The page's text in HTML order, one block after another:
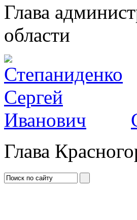
Глава
области
Глава